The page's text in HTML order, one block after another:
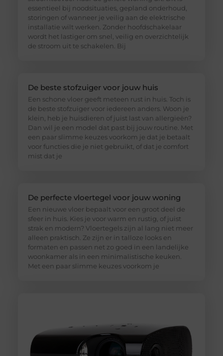
essentieel bij noodsituaties, gepland onderhoud,
storingen of wanneer je veilig aan de elektrische
installatie wilt werken. Zonder hoofdschakelaar
wordt het lastiger om snel, veilig en overzichtelijk
de stroom uit te schakelen. Bij
De beste stofzuiger voor jouw huis
Een schone vloer geeft meteen rust in huis. Toch is
de beste stofzuiger voor iedereen anders. Woon je
klein, heb je huisdieren of juist last van allergieën?
Dan wil je een model dat past bij jouw routine. Met
een paar slimme keuzes voorkom je dat je betaalt
voor functies die je niet gebruikt, of dat je comfort
mist dat je
De perfecte vloertegel voor jouw woning
Een nieuwe vloer bepaalt voor een groot deel de
sfeer in huis. Kies je voor warm en rustig, of juist
strak en modern? Vloertegels zijn al lang niet meer
alleen praktisch. Ze zijn er in talloze looks en
formaten en passen net zo goed in een landelijke
woonkamer als in een minimalistische keuken.
Met een paar slimme keuzes voorkom je